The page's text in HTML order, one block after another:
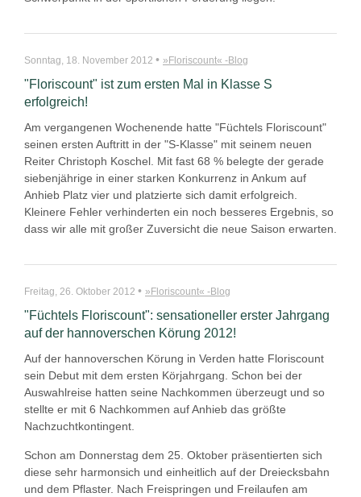
Sonntag, 18. November 2012 • »Floriscount« -Blog
"Floriscount" ist zum ersten Mal in Klasse S
erfolgreich!
Am vergangenen Wochenende hatte "Füchtels Floriscount"
seinen ersten Auftritt in der "S-Klasse" mit seinem neuen
Reiter Christoph Koschel. Mit fast 68 % belegte der gerade
siebenjährige in einer starken Konkurrenz in Ankum auf
Anhieb Platz vier und platzierte sich damit erfolgreich.
Kleinere Fehler verhinderten ein noch besseres Ergebnis, so
dass wir alle mit großer Zuversicht die neue Saison erwarten.
Freitag, 26. Oktober 2012 • »Floriscount« -Blog
"Füchtels Floriscount": sensationeller erster Jahrgang
auf der hannoverschen Körung 2012!
Auf der hannoverschen Körung in Verden hatte Floriscount
sein Debut mit dem ersten Körjahrgang. Schon bei der
Auswahlreise hatten seine Nachkommen überzeugt und so
stellte er mit 6 Nachkommen auf Anhieb das größte
Nachzuchtkontingent.
Schon am Donnerstag dem 25. Oktober präsentierten sich
diese sehr harmonsich und einheitlich auf der Dreiecksbahn
und dem Pflaster. Nach Freispringen und Freilaufen am